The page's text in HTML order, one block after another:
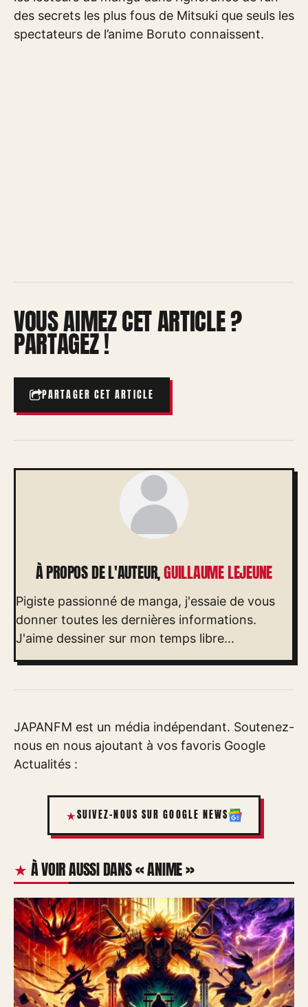
des secrets les plus fous de Mitsuki que seuls les
spectateurs de l’anime Boruto connaissent.
VOUS AIMEZ CET ARTICLE ?
PARTAGEZ !
PARTAGER CET ARTICLE
À PROPOS DE L'AUTEUR,GUILLAUME LEJEUNE
Pigiste passionné de manga, j'essaie de vous
donner toutes les dernières informations.
J'aime dessiner sur mon temps libre...
JAPANFM est un média indépendant. Soutenez-
nous en nous ajoutant à vos favoris Google
Actualités :
SUIVEZ-NOUS SUR GOOGLE NEWS
À VOIR AUSSI DANS « ANIME »